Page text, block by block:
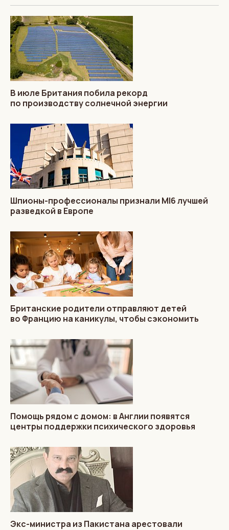
В июле Британия побила рекорд
по производству солнечной энергии
Шпионы-профессионалы признали MI6 лучшей
разведкой в Европе
Британские родители отправляют детей
во Францию на каникулы, чтобы сэкономить
Помощь рядом с домом: в Англии появятся
центры поддержки психического здоровья
Экс-министра из Пакистана арестовали